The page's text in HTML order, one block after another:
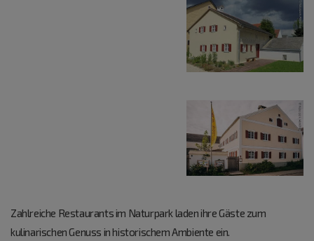
Zahlreiche Restaurants im Naturpark laden ihre Gäste zum
kulinarischen Genuss in historischem Ambiente ein.